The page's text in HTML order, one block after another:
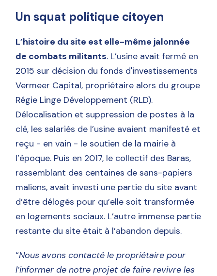
Un squat politique citoyen
L’histoire du site est elle-même jalonnée
de combats militants. L’usine avait fermé en
2015 sur décision du fonds d'investissements
Vermeer Capital, propriétaire alors du groupe
Régie Linge Développement (RLD).
Délocalisation et suppression de postes à la
clé, les salariés de l’usine avaient manifesté et
reçu - en vain - le soutien de la mairie à
l’époque. Puis en 2017, le collectif des Baras,
rassemblant des centaines de sans-papiers
maliens, avait investi une partie du site avant
d’être délogés pour qu’elle soit transformée
en logements sociaux. L’autre immense partie
restante du site était à l’abandon depuis.
“Nous avons contacté le propriétaire pour
l’informer de notre projet de faire revivre les